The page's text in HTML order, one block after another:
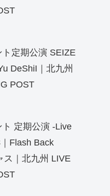
定期公演 SEIZE
DeShiI｜北九州
POST
定期公演 -Live
Flash Back
ス｜北九州 LIVE